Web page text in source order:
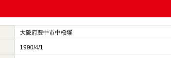
大阪府豊中市中桜塚
1990/4/1